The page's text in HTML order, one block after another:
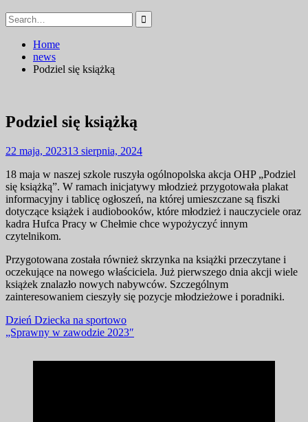
Search
for:
Home
news
Podziel się książką
Podziel się książką
22 maja, 202313 sierpnia, 2024
18 maja w naszej szkole ruszyła ogólnopolska akcja OHP „Podziel
się książką”. W ramach inicjatywy młodzież przygotowała plakat
informacyjny i tablicę ogłoszeń, na której umieszczane są fiszki
dotyczące książek i audiobooków, które młodzież i nauczyciele oraz
kadra Hufca Pracy w Chełmie chce wypożyczyć innym
czytelnikom.
Przygotowana została również skrzynka na książki przeczytane i
oczekujące na nowego właściciela. Już pierwszego dnia akcji wiele
książek znalazło nowych nabywców. Szczególnym
zainteresowaniem cieszyły się pozycje młodzieżowe i poradniki.
Nawigacja
wpisu
Dzień Dziecka na sportowo
„Sprawny w zawodzie 2023″